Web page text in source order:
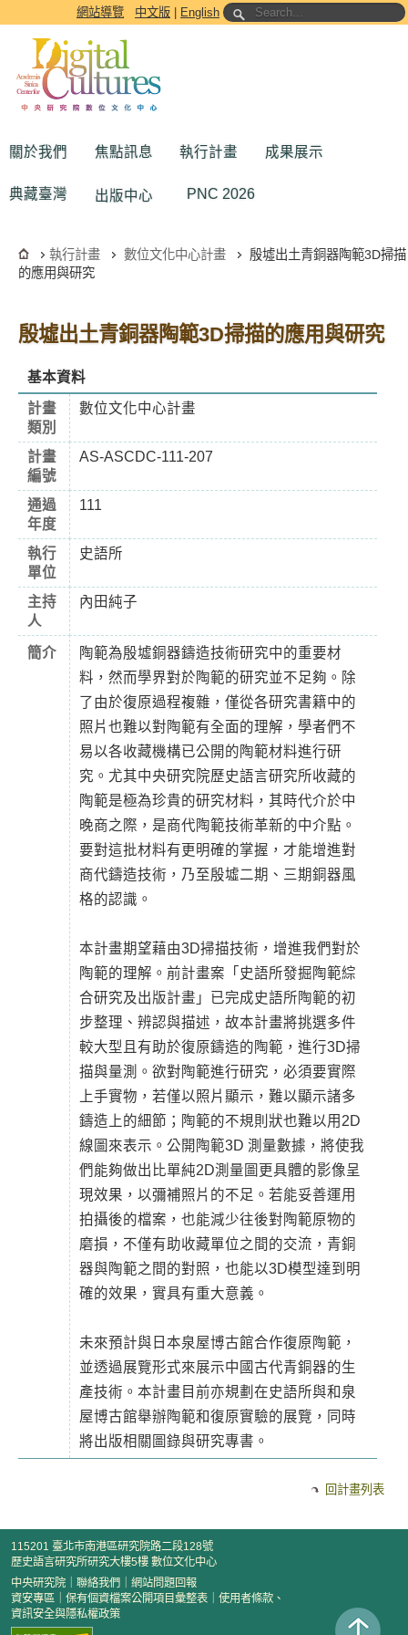
跳到主要內容區塊網站導覽 中文版 English
關於我們 焦點訊息 執行計畫 成果展示
典藏臺灣 出版中心 PNC 2026
執行計畫 數位文化中心計畫
殷墟出土青銅器陶範3D掃描
的應用與研究
殷墟出土青銅器陶範3D掃描的應用與研究
基本資料
計畫
類別
數位文化中心計畫
計畫
編號
AS-ASCDC-111-207
通過
年度
111
執行
單位
史語所
主持
人
內田純子
簡介
陶範為殷墟銅器鑄造技術研究中的重要材
料，然而學界對於陶範的研究並不足夠。除
了由於復原過程複雜，僅從各研究書籍中的
照片也難以對陶範有全面的理解，學者們不
易以各收藏機構已公開的陶範材料進行研
究。尤其中央研究院歷史語言研究所收藏的
陶範是極為珍貴的研究材料，其時代介於中
晚商之際，是商代陶範技術革新的中介點。
要對這批材料有更明確的掌握，才能增進對
商代鑄造技術，乃至殷墟二期、三期銅器風
格的認識。
本計畫期望藉由3D掃描技術，增進我們對於
陶範的理解。前計畫案「史語所發掘陶範綜
合研究及出版計畫」已完成史語所陶範的初
步整理、辨認與描述，故本計畫將挑選多件
較大型且有助於復原鑄造的陶範，進行3D掃
描與量測。欲對陶範進行研究，必須要實際
上手實物，若僅以照片顯示，難以顯示諸多
鑄造上的細節；陶範的不規則狀也難以用2D
線圖來表示。公開陶範3D 測量數據，將使我
們能夠做出比單純2D測量圖更具體的影像呈
現效果，以彌補照片的不足。若能妥善運用
拍攝後的檔案，也能減少往後對陶範原物的
磨損，不僅有助收藏單位之間的交流，青銅
器與陶範之間的對照，也能以3D模型達到明
確的效果，實具有重大意義。
未來預計與日本泉屋博古館合作復原陶範，
並透過展覽形式來展示中國古代青銅器的生
產技術。本計畫目前亦規劃在史語所與和泉
屋博古館舉辦陶範和復原實驗的展覽，同時
將出版相關圖錄與研究專書。
回計畫列表
115201 臺北市南港區研究院路二段128號
歷史語言研究所研究大樓5樓 數位文化中心
中央研究院
聯絡我們
網站問題回報
資安專區
保有個資檔案公開項目彙整表
使用者條款、
資訊安全與隱私權政策